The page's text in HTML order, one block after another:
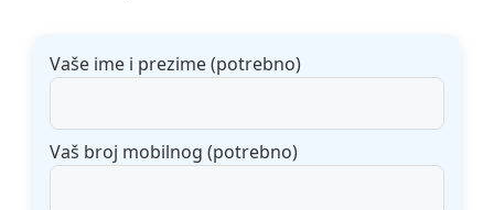
Vaše ime i prezime (potrebno)
Vaš broj mobilnog (potrebno)